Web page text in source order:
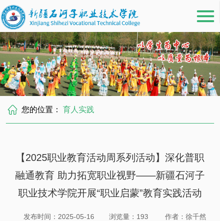
您的位置：育人实践
【2025职业教育活动周系列活动】深化普职
融通教育 助力拓宽职业视野——新疆石河子
职业技术学院开展“职业启蒙”教育实践活动
发布时间：2025-05-16 浏览量： 193 作者：徐千然